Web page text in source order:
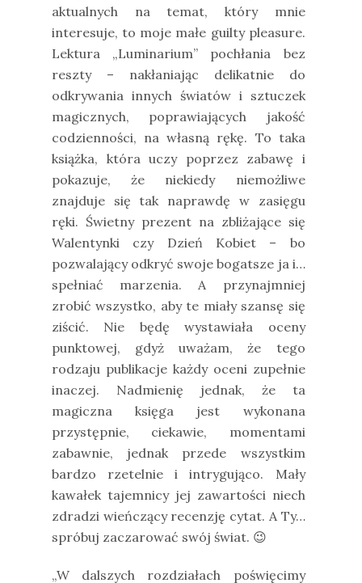
aktualnych na temat, który mnie
interesuje, to moje małe guilty pleasure.
Lektura „Luminarium” pochłania bez
reszty – nakłaniając delikatnie do
odkrywania innych światów i sztuczek
magicznych, poprawiających jakość
codzienności, na własną rękę. To taka
książka, która uczy poprzez zabawę i
pokazuje, że niekiedy niemożliwe
znajduje się tak naprawdę w zasięgu
ręki. Świetny prezent na zbliżające się
Walentynki czy Dzień Kobiet – bo
pozwalający odkryć swoje bogatsze ja i…
spełniać marzenia. A przynajmniej
zrobić wszystko, aby te miały szansę się
ziścić. Nie będę wystawiała oceny
punktowej, gdyż uważam, że tego
rodzaju publikacje każdy oceni zupełnie
inaczej. Nadmienię jednak, że ta
magiczna księga jest wykonana
przystępnie, ciekawie, momentami
zabawnie, jednak przede wszystkim
bardzo rzetelnie i intrygująco. Mały
kawałek tajemnicy jej zawartości niech
zdradzi wieńczący recenzję cytat. A Ty…
spróbuj zaczarować swój świat. 😉
„W dalszych rozdziałach poświęcimy